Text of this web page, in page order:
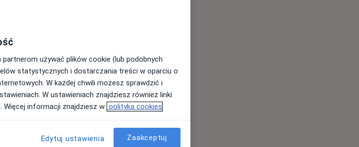
Opinie
używać plików cookie (lub podobnych
statystycznych i dostarczania treści w oparciu o
W każdej chwili możesz sprawdzić i
W ustawieniach znajdziesz również linki
informacji znajdziesz w polityka cookies
Edytuj ustawienia Zaakceptuj